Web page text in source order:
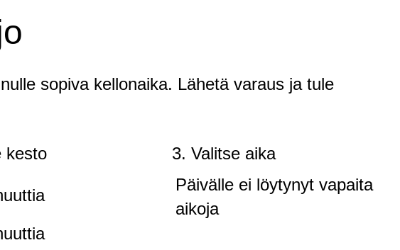
sopiva kellonaika. Lähetä varaus ja tule
kesto
3. Valitse aika
Päivälle ei löytynyt vapaita
aikoja